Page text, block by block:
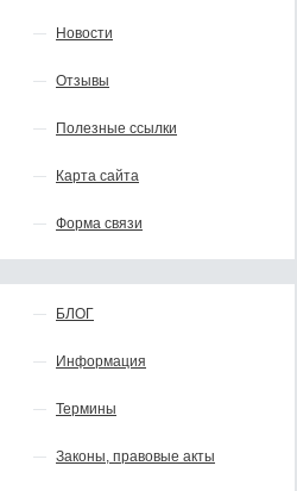
Новости
Отзывы
Полезные ссылки
Карта сайта
Форма связи
БЛОГ
Информация
Термины
Законы, правовые акты